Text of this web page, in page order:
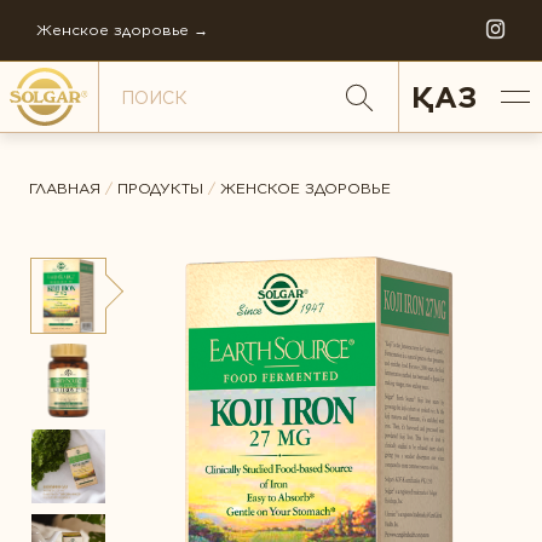
Женское здоровье →
Антистресс
Внимание и память
Диета и детокс
Для детей
Ежедневная поддержка
Женское здоровье
ИСТОРИЯ СОЛГАР
ФИЛОСОФИЯ КОМПАНИИ
МИРОВОЕ ПРОИЗВОДСТВО
FAQ
ҚАЗ
ГЛАВНАЯ / ПРОДУКТЫ / ЖЕНСКОЕ ЗДОРОВЬЕ
ОБЩИЙ РЕЙТИНГ *
ОТЗЫВ *